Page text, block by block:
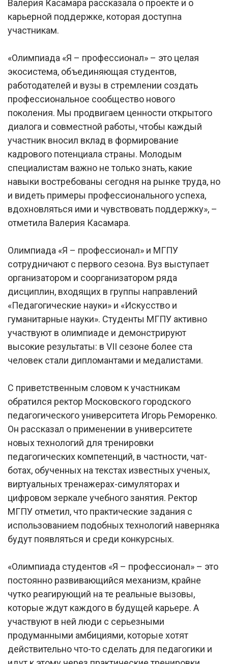
Валерия Касамара рассказала о проекте и о
карьерной поддержке, которая доступна
участникам.
«Олимпиада «Я – профессионал» – это целая
экосистема, объединяющая студентов,
работодателей и вузы в стремлении создать
профессиональное сообщество нового
поколения. Мы продвигаем ценности открытого
диалога и совместной работы, чтобы каждый
участник вносил вклад в формирование
кадрового потенциала страны. Молодым
специалистам важно не только знать, какие
навыки востребованы сегодня на рынке труда, но
и видеть примеры профессионального успеха,
вдохновляться ими и чувствовать поддержку», –
отметила Валерия Касамара.
Олимпиада «Я – профессионал» и МГПУ
сотрудничают с первого сезона. Вуз выступает
организатором и соорганизатором ряда
дисциплин, входящих в группы направлений
«Педагогические науки» и «Искусство и
гуманитарные науки». Студенты МГПУ активно
участвуют в олимпиаде и демонстрируют
высокие результаты: в VII сезоне более ста
человек стали дипломантами и медалистами.
С приветственным словом к участникам
обратился ректор Московского городского
педагогического университета Игорь Реморенко.
Он рассказал о применении в университете
новых технологий для тренировки
педагогических компетенций, в частности, чат-
ботах, обученных на текстах известных ученых,
виртуальных тренажерах-симуляторах и
цифровом зеркале учебного занятия. Ректор
МГПУ отметил, что практические задания с
использованием подобных технологий наверняка
будут появляться и среди конкурсных.
«Олимпиада студентов «Я – профессионал» – это
постоянно развивающийся механизм, крайне
чутко реагирующий на те реальные вызовы,
которые ждут каждого в будущей карьере. А
участвуют в ней люди с серьезными
продуманными амбициями, которые хотят
действительно что-то сделать для педагогики и